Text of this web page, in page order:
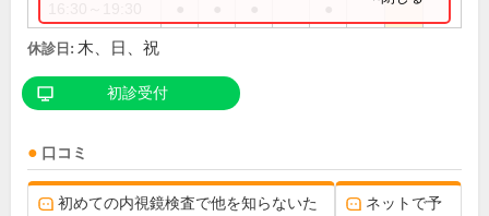
休診日: 木、日、祝
初診受付
口コミ
初めての内視鏡検査で他を知らないた
ネットで予